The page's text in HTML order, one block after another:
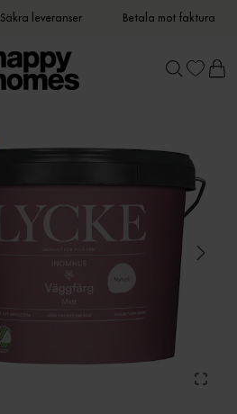
Säkra leveranser Betala mot faktura